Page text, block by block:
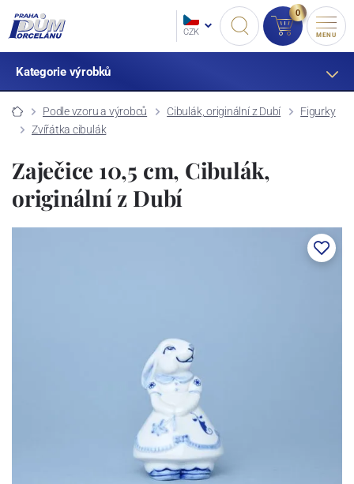
CZK
0
MENU
Kategorie výrobků
Podle vzoru a výrobců Cibulák, originální z Dubí
Figurky
Zvířátka cibulák
Zaječice 10,5 cm, Cibulák,
originální z Dubí